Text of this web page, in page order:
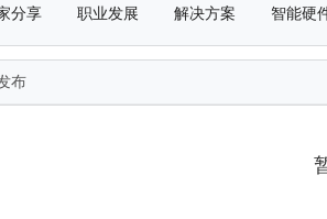
分享 职业发展 解决方案 智能硬
布